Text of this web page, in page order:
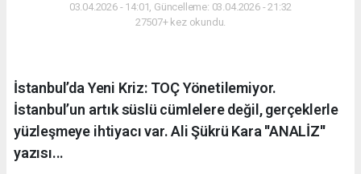
03.04.2026 - 14:01, Güncelleme: 03.04.2026 - 21:32
27507+ kez okundu.
İstanbul’da Yeni Kriz: TOÇ Yönetilemiyor.
İstanbul’un artık süslü cümlelere değil, gerçeklerle
yüzleşmeye ihtiyacı var. Ali Şükrü Kara ''ANALİZ''
yazısı...